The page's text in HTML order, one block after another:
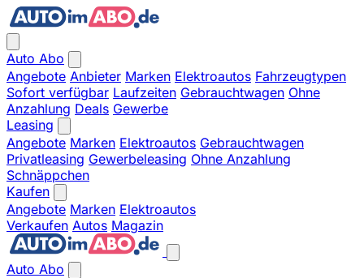
Auto Abo
Angebote Anbieter Marken Elektroautos Fahrzeugtypen
Sofort verfügbar Laufzeiten Gebrauchtwagen Ohne
Anzahlung Deals Gewerbe
Leasing
Angebote Marken Elektroautos Gebrauchtwagen
Privatleasing Gewerbeleasing Ohne Anzahlung
Schnäppchen
Kaufen
Angebote Marken Elektroautos
Verkaufen Autos Magazin
Auto Abo